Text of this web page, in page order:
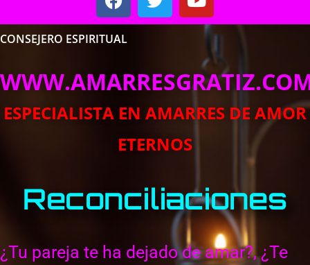
CONSEJERO ESPIRITUAL
ESPECIALISTA EN AMARRES DE AMOR
ETERNOS
Reconciliaciones
¿Tu pareja te ha dejado de amar?, ¿Te